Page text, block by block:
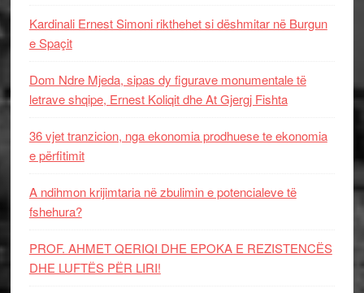
Kardinali Ernest Simoni rikthehet si dëshmitar në Burgun
e Spaçit
Dom Ndre Mjeda, sipas dy figurave monumentale të
letrave shqipe, Ernest Koliqit dhe At Gjergj Fishta
36 vjet tranzicion, nga ekonomia prodhuese te ekonomia
e përfitimit
A ndihmon krijimtaria në zbulimin e potencialeve të
fshehura?
PROF. AHMET QERIQI DHE EPOKA E REZISTENCЁS
DHE LUFTЁS PЁR LIRI!